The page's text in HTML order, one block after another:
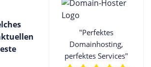
"Perfektes
Domainhosting,
perfektes Services"